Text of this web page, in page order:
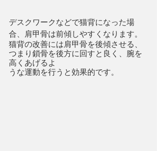
デスクワークなどで猫背になった場
合、肩甲骨は前傾しやすくなります。
猫背の改善には肩甲骨を後傾させる、
つまり鎖骨を後方に回すと良く、腕を
高くあげるよ
うな運動を行うと効果的です。